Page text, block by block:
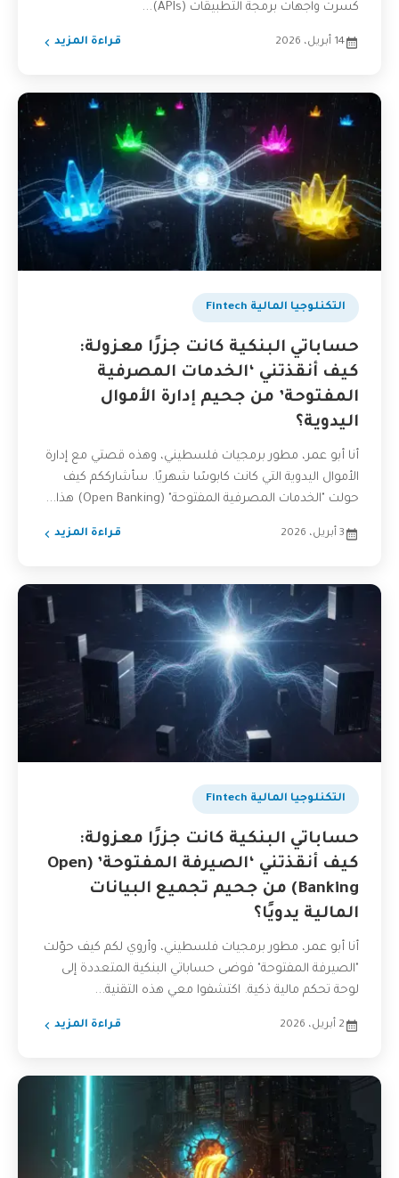
كسرت واجهات برمجة التطبيقات (APIs)...
14 أبريل، 2026 قراءة المزيد
التكنلوجيا المالية Fintech
حساباتي البنكية كانت جزرًا معزولة:
كيف أنقذتني ‘الخدمات المصرفية
المفتوحة’ من جحيم إدارة الأموال
اليدوية؟
أنا أبو عمر، مطور برمجيات فلسطيني، وهذه قصتي مع إدارة
الأموال اليدوية التي كانت كابوسًا شهريًا. سأشارككم كيف
حولت "الخدمات المصرفية المفتوحة" (Open Banking) هذا...
3 أبريل، 2026 قراءة المزيد
التكنلوجيا المالية Fintech
حساباتي البنكية كانت جزرًا معزولة:
كيف أنقذتني ‘الصيرفة المفتوحة’ (Open
Banking) من جحيم تجميع البيانات
المالية يدويًا؟
أنا أبو عمر، مطور برمجيات فلسطيني، وأروي لكم كيف حوّلت
"الصيرفة المفتوحة" فوضى حساباتي البنكية المتعددة إلى
لوحة تحكم مالية ذكية. اكتشفوا معي هذه التقنية...
2 أبريل، 2026 قراءة المزيد